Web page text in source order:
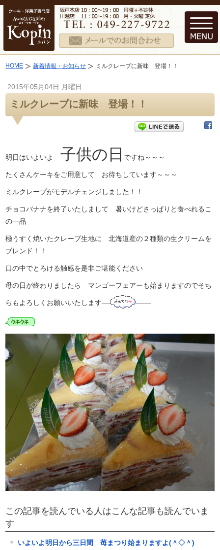
HOME 新着情報・お知らせ ミルクレープに新味 登場！！
2015年05月04日 月曜日
ミルクレープに新味 登場！！
明日はいよいよ子供の日 ですね～～～
たくさんケーキをご用意して お待ちしています～～～
ミルクレープがモデルチェンジしました！！
チョコバナナを終了いたしまして 暑いけどさっぱりと食べれるこ
の一品
極うすく焼いたクレープ生地に 北海道産の２種類の生クリームを
ブレンド！！
口の中でとろける触感を是非ご堪能ください
母の日が終わりましたら マンゴーフェアーも始まりますのでそち
らもよろしくお願いいたします
この記事を読んでいる人はこんな記事も読んでいま
す
いよいよ明日から三日間 苺まつり始まりますよ(＾◇＾)